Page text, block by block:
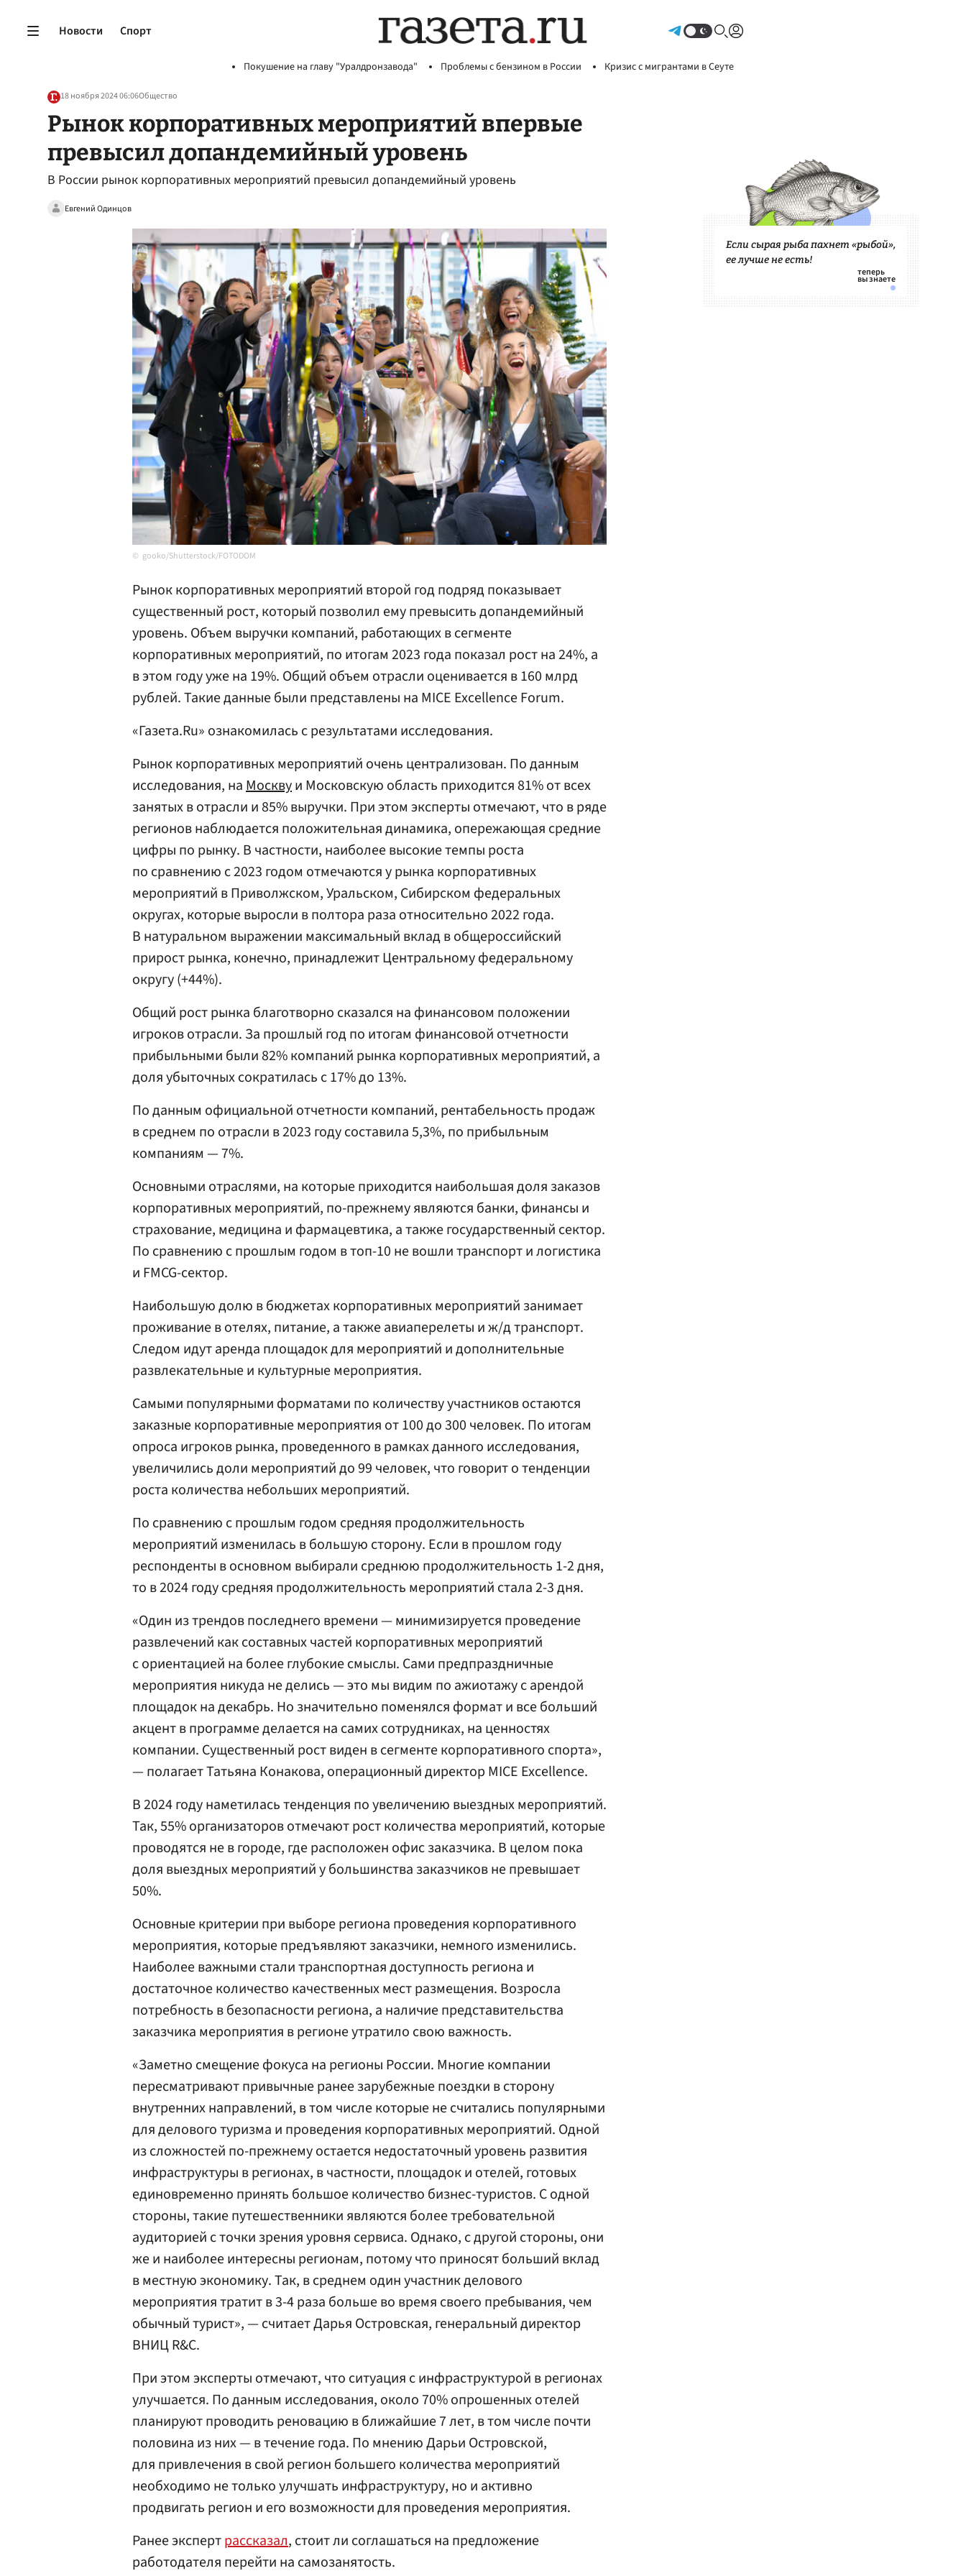
Новости Спорт
Покушение на главу "Уралдронзавода" Проблемы с бензином в России Кризис с мигрантами в Сеуте
18 ноября 2024 06:06Общество
Рынок корпоративных мероприятий впервые
превысил допандемийный уровень
В России рынок корпоративных мероприятий превысил допандемийный уровень
Евгений Одинцов
gooko/Shutterstock/FOTODOM
Рынок корпоративных мероприятий второй год подряд показывает
существенный рост, который позволил ему превысить допандемийный
уровень. Объем выручки компаний, работающих в сегменте
корпоративных мероприятий, по итогам 2023 года показал рост на 24%, а
в этом году уже на 19%. Общий объем отрасли оценивается в 160 млрд
рублей. Такие данные были представлены на MICE Excellence Forum.
«Газета.Ru» ознакомилась с результатами исследования.
Рынок корпоративных мероприятий очень централизован. По данным
исследования, наМосквуи Московскую область приходится 81% от всех
занятых в отрасли и 85% выручки. При этом эксперты отмечают, что в ряде
регионов наблюдается положительная динамика, опережающая средние
цифры по рынку. В частности, наиболее высокие темпы роста
по сравнению с 2023 годом отмечаются у рынка корпоративных
мероприятий в Приволжском, Уральском, Сибирском федеральных
округах, которые выросли в полтора раза относительно 2022 года.
В натуральном выражении максимальный вклад в общероссийский
прирост рынка, конечно, принадлежит Центральному федеральному
округу (+44%).
Общий рост рынка благотворно сказался на финансовом положении
игроков отрасли. За прошлый год по итогам финансовой отчетности
прибыльными были 82% компаний рынка корпоративных мероприятий, а
доля убыточных сократилась с 17% до 13%.
По данным официальной отчетности компаний, рентабельность продаж
в среднем по отрасли в 2023 году составила 5,3%, по прибыльным
компаниям — 7%.
Основными отраслями, на которые приходится наибольшая доля заказов
корпоративных мероприятий, по-прежнему являются банки, финансы и
страхование, медицина и фармацевтика, а также государственный сектор.
По сравнению с прошлым годом в топ-10 не вошли транспорт и логистика
и FMCG-сектор.
Наибольшую долю в бюджетах корпоративных мероприятий занимает
проживание в отелях, питание, а также авиаперелеты и ж/д транспорт.
Следом идут аренда площадок для мероприятий и дополнительные
развлекательные и культурные мероприятия.
Самыми популярными форматами по количеству участников остаются
заказные корпоративные мероприятия от 100 до 300 человек. По итогам
опроса игроков рынка, проведенного в рамках данного исследования,
увеличились доли мероприятий до 99 человек, что говорит о тенденции
роста количества небольших мероприятий.
По сравнению с прошлым годом средняя продолжительность
мероприятий изменилась в большую сторону. Если в прошлом году
респонденты в основном выбирали среднюю продолжительность 1-2 дня,
то в 2024 году средняя продолжительность мероприятий стала 2-3 дня.
«Один из трендов последнего времени — минимизируется проведение
развлечений как составных частей корпоративных мероприятий
с ориентацией на более глубокие смыслы. Сами предпраздничные
мероприятия никуда не делись — это мы видим по ажиотажу с арендой
площадок на декабрь. Но значительно поменялся формат и все больший
акцент в программе делается на самих сотрудниках, на ценностях
компании. Существенный рост виден в сегменте корпоративного спорта»,
— полагает Татьяна Конакова, операционный директор MICE Excellence.
В 2024 году наметилась тенденция по увеличению выездных мероприятий.
Так, 55% организаторов отмечают рост количества мероприятий, которые
проводятся не в городе, где расположен офис заказчика. В целом пока
доля выездных мероприятий у большинства заказчиков не превышает
50%.
Основные критерии при выборе региона проведения корпоративного
мероприятия, которые предъявляют заказчики, немного изменились.
Наиболее важными стали транспортная доступность региона и
достаточное количество качественных мест размещения. Возросла
потребность в безопасности региона, а наличие представительства
заказчика мероприятия в регионе утратило свою важность.
«Заметно смещение фокуса на регионы России. Многие компании
пересматривают привычные ранее зарубежные поездки в сторону
внутренних направлений, в том числе которые не считались популярными
для делового туризма и проведения корпоративных мероприятий. Одной
из сложностей по-прежнему остается недостаточный уровень развития
инфраструктуры в регионах, в частности, площадок и отелей, готовых
единовременно принять большое количество бизнес-туристов. С одной
стороны, такие путешественники являются более требовательной
аудиторией с точки зрения уровня сервиса. Однако, с другой стороны, они
же и наиболее интересны регионам, потому что приносят больший вклад
в местную экономику. Так, в среднем один участник делового
мероприятия тратит в 3-4 раза больше во время своего пребывания, чем
обычный турист», — считает Дарья Островская, генеральный директор
ВНИЦ R&C.
При этом эксперты отмечают, что ситуация с инфраструктурой в регионах
улучшается. По данным исследования, около 70% опрошенных отелей
планируют проводить реновацию в ближайшие 7 лет, в том числе почти
половина из них — в течение года. По мнению Дарьи Островской,
для привлечения в свой регион большего количества мероприятий
необходимо не только улучшать инфраструктуру, но и активно
продвигать регион и его возможности для проведения мероприятия.
Ранее экспертрассказал, стоит ли соглашаться на предложение
работодателя перейти на самозанятость.
Если сырая рыба пахнет «рыбой»,
ее лучше не есть!